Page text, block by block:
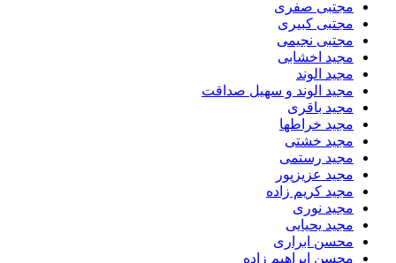
مجتبی صفری
مجتبی کبیری
مجتبی نجیمی
مجید اخشابی
مجید الوند‎
مجید الوند و سهیل صداقت
مجید باقری
مجید خراطها
مجید خشتی
مجید رستمی
مجید عزیزپور
مجید کریم زاده
مجید نوری
مجید یحیایی
محسن ابراری
محسن ابراهیم زاده